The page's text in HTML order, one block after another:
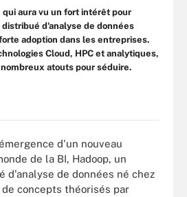
qui aura vu un fort intérêt pour
d'analyse de données
adoption dans les entreprises.
Cloud, HPC et analytiques,
atouts pour séduire.
d'un nouveau
de la BI, Hadoop, un
d'analyse de données né chez
de concepts théorisés par